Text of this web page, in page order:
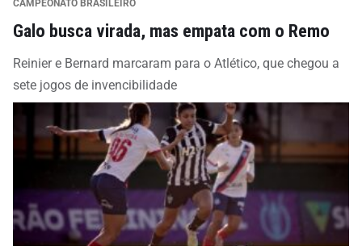
CAMPEONATO BRASILEIRO
Galo busca virada, mas empata com o Remo
Reinier e Bernard marcaram para o Atlético, que chegou a
sete jogos de invencibilidade